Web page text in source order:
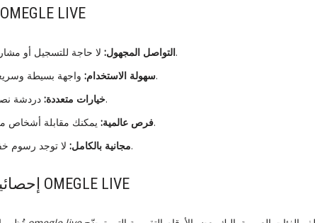
مميزات استخدام OMEGLE LIVE
التواصل المجهول:لا حاجة للتسجيل أو مشاركة المعلومات الشخصية.
سهولة الاستخدام:واجهة بسيطة وسريعة التشغيل عبر المتصفح.
خيارات متعددة:دردشة نصية أو فيديو حسب رغبتك.
فرص عالمية:يمكنك مقابلة أشخاص من ثقافات ولغات مختلفة.
مجانية بالكامل:لا توجد رسوم خفية أو اشتراكات مطلوبة.
إحصائيات حول استخدام OMEGLE LIVE